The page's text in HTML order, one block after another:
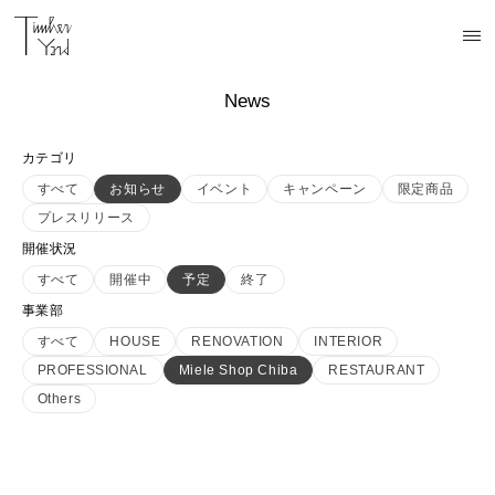
News
カテゴリ
すべて
お知らせ イベント キャンペーン
限定商品
プレスリリース
開催状況
すべて
開催中 予定
終了
事業部
すべて
HOUSE RENOVATION
INTERIOR
PROFESSIONAL
Miele Shop Chiba
RESTAURANT
Others